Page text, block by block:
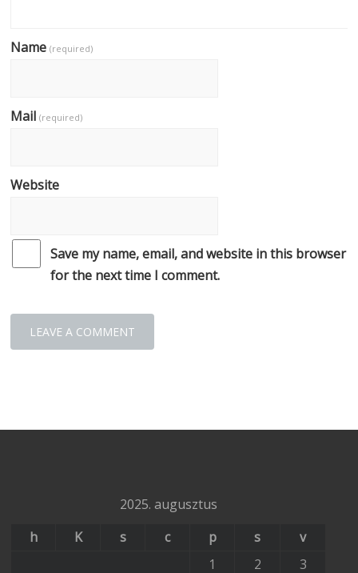
Name(required)
Mail(required)
Website
Save my name, email, and website in this browser
for the next time I comment.
2025. augusztus
h
K s c p s
v
1
2
3